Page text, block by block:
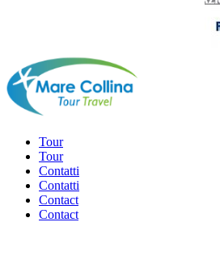
Tour
Tour
Contatti
Contatti
Contact
Contact